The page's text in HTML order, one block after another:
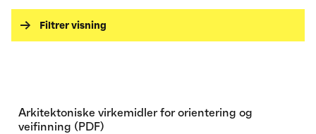
Filtrer visning
Arkitektoniske virkemidler for orientering og
veifinning (PDF)